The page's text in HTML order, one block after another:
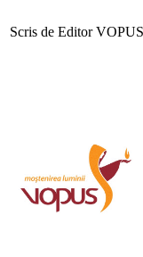
Scris de Editor VOPUS